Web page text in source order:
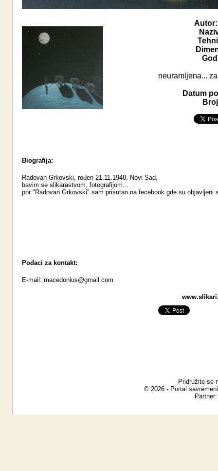
Autor:
neuramljena...
Datum
Biografija:
Radovan Grkovski, rođen 21.11.1948. Novi Sad,
bavim se slikarastvom, fotografijom...
por "Radovan Grkovski" sam prisutan na fecebook gde su
Podaci za kontakt:
E-mail: macedonius@gmail.com
Pridružite se
© 2026 - Portal